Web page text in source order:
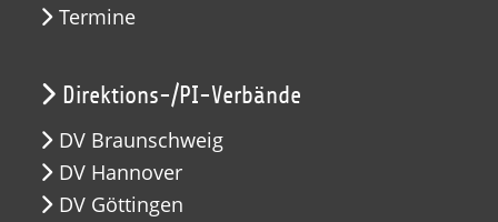
Termine
Direktions-/PI-Verbände
DV Braunschweig
DV Hannover
DV Göttingen